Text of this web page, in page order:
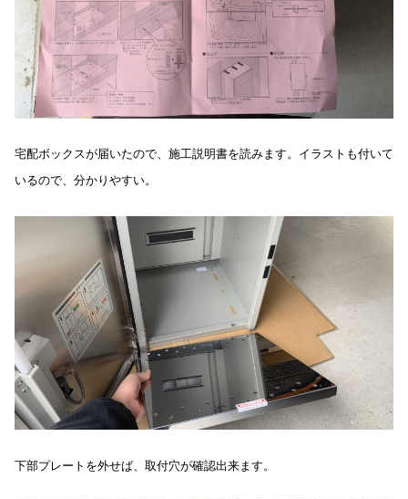
宅配ボックスが届いたので、施工説明書を読みます。イラストも付いて
いるので、分かりやすい。
下部プレートを外せば、取付穴が確認出来ます。